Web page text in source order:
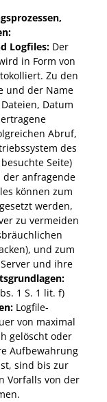
Logfiles: Der
in Form von
Zu den
und der Name
Datum
Abruf,
des
Seite)
der anfragende
können zum
werden,
zu vermeiden
und zum
und ihre
1 S. 1 lit. f)
Logfile-
von maximal
gelöscht oder
Aufbewahrung
sind bis zur
Vorfalls von der